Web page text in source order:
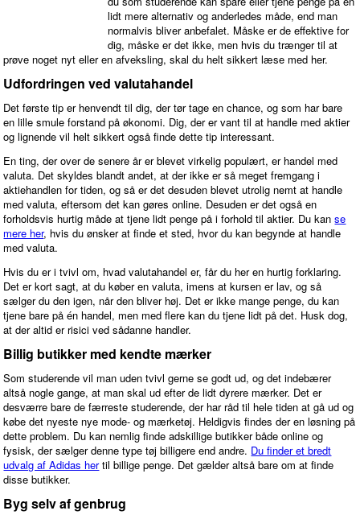
lidt mere alternativ og anderledes måde, end man
normalvis bliver anbefalet. Måske er de effektive for
dig, måske er det ikke, men hvis du trænger til at
prøve noget nyt eller en afveksling, skal du helt sikkert læse med her.
Udfordringen ved valutahandel
Det første tip er henvendt til dig, der tør tage en chance, og som har bare
en lille smule forstand på økonomi. Dig, der er vant til at handle med aktier
og lignende vil helt sikkert også finde dette tip interessant.
En ting, der over de senere år er blevet virkelig populært, er handel med
valuta. Det skyldes blandt andet, at der ikke er så meget fremgang i
aktiehandlen for tiden, og så er det desuden blevet utrolig nemt at handle
med valuta, eftersom det kan gøres online. Desuden er det også en
forholdsvis hurtig måde at tjene lidt penge på i forhold til aktier. Du kanse
mere her, hvis du ønsker at finde et sted, hvor du kan begynde at handle
med valuta.
Hvis du er i tvivl om, hvad valutahandel er, får du her en hurtig forklaring.
Det er kort sagt, at du køber en valuta, imens at kursen er lav, og så
sælger du den igen, når den bliver høj. Det er ikke mange penge, du kan
tjene bare på én handel, men med flere kan du tjene lidt på det. Husk dog,
at der altid er risici ved sådanne handler.
Billig butikker med kendte mærker
Som studerende vil man uden tvivl gerne se godt ud, og det indebærer
altså nogle gange, at man skal ud efter de lidt dyrere mærker. Det er
desværre bare de færreste studerende, der har råd til hele tiden at gå ud og
købe det nyeste nye mode- og mærketøj. Heldigvis findes der en løsning på
dette problem. Du kan nemlig finde adskillige butikker både online og
fysisk, der sælger denne type tøj billigere end andre. Du finder et bredt
udvalg af Adidas hertil billige penge. Det gælder altså bare om at finde
disse butikker.
Byg selv af genbrug